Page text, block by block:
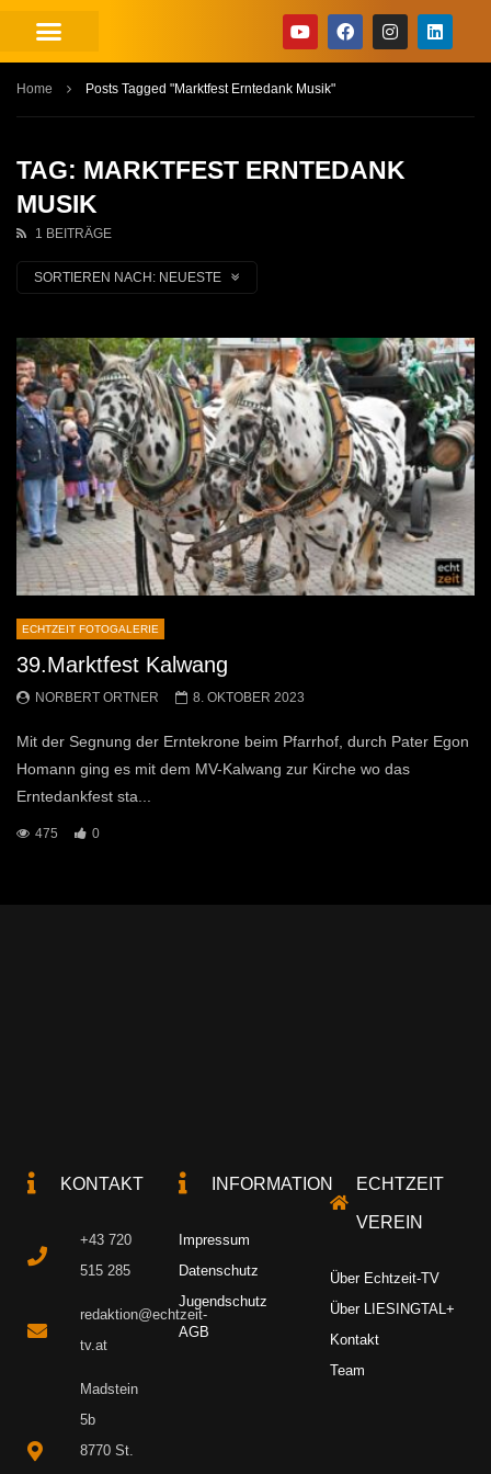
Home Posts Tagged "Marktfest Erntedank Musik"
TAG: MARKTFEST ERNTEDANK
MUSIK
1 BEITRÄGE
SORTIEREN NACH: NEUESTE
ECHTZEIT FOTOGALERIE
39.Marktfest Kalwang
NORBERT ORTNER 8. OKTOBER 2023
Mit der Segnung der Erntekrone beim Pfarrhof, durch Pater Egon
Homann ging es mit dem MV-Kalwang zur Kirche wo das
Erntedankfest sta...
475 0
KONTAKT
+43 720
515 285
redaktion@echtzeit-
tv.at
Madstein
5b
8770 St.
INFORMATION
Impressum
Datenschutz
Jugendschutz
AGB
ECHTZEIT
VEREIN
Über Echtzeit-TV
Über LIESINGTAL+
Kontakt
Team